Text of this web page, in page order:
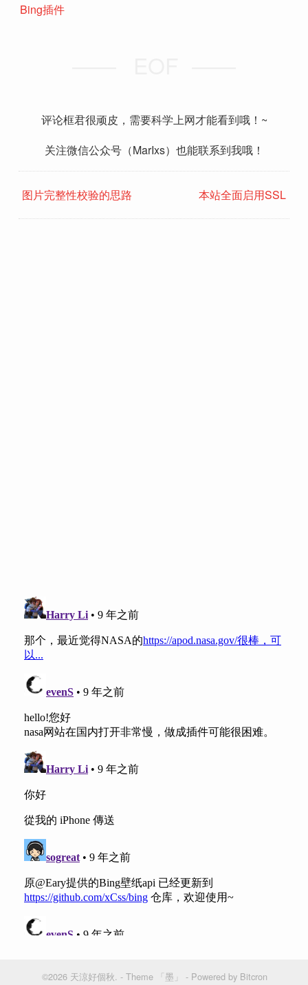
Bing插件
评论框君很顽皮，需要科学上网才能看到哦！~
关注微信公众号（MarIxs）也能联系到我哦！
图片完整性校验的思路 本站全面启用SSL
©2026 天涼好個秋. - Theme 「墨」 - Powered by Bitcron